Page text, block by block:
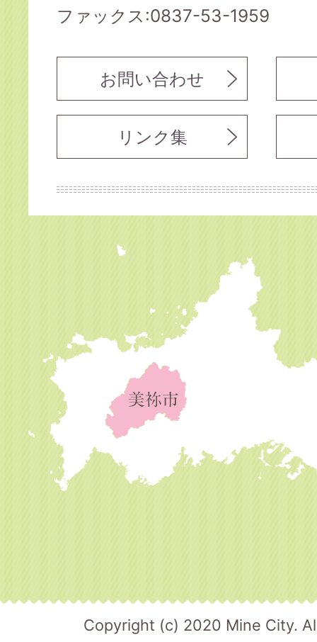
ファックス:0837-53-1959
お問い合わせ
リンク集
Copyright (c) 2020 Mine City.